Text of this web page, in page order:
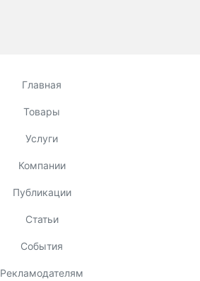
Главная
Товары
Услуги
Компании
Публикации
Статьи
События
Рекламодателям